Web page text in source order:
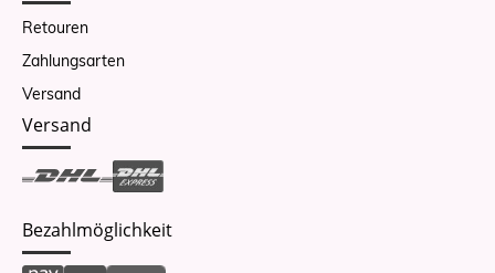
Retouren
Zahlungsarten
Versand
Versand
Bezahlmöglichkeit